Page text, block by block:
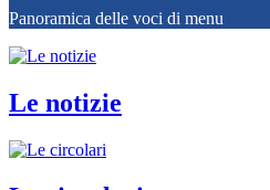
Panoramica delle voci di menu
Le notizie